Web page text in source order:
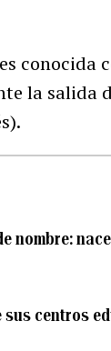
conocida
la salida
nombre:
sus centros